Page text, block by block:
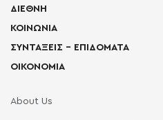
ΔΙΕΘΝΗ
ΚΟΙΝΩΝΙΑ
ΣΥΝΤΑΞΕΙΣ – ΕΠΙΔΟΜΑΤΑ
ΟΙΚΟΝΟΜΙΑ
About Us